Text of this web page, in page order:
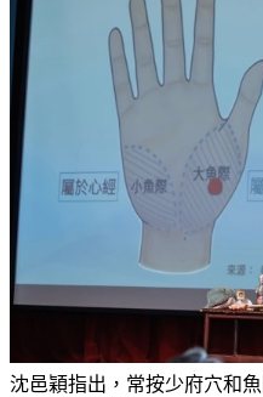
沈邑穎指出，常按少府穴和